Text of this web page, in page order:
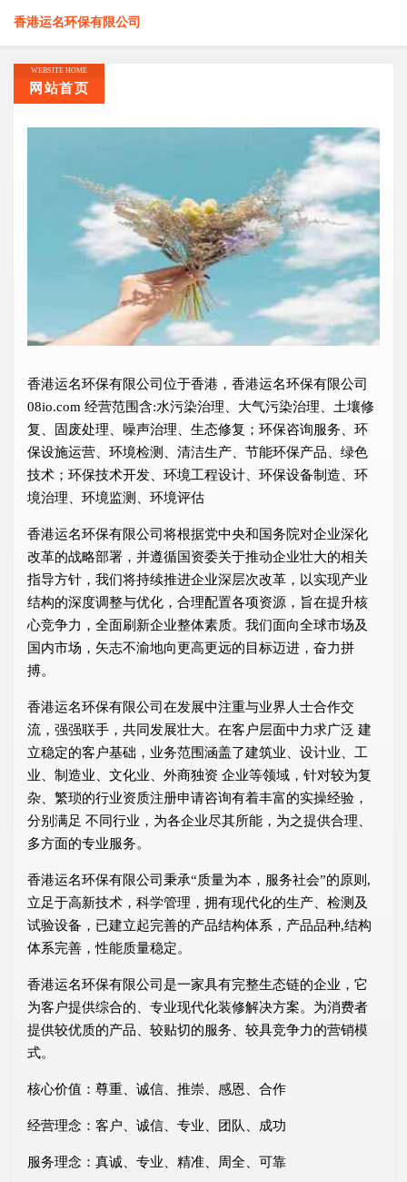
香港运名环保有限公司
WEBSITE HOME
网站首页
香港运名环保有限公司位于香港，香港运名环保有限公司
08io.com 经营范围含:水污染治理、大气污染治理、土壤修
复、固废处理、噪声治理、生态修复；环保咨询服务、环
保设施运营、环境检测、清洁生产、节能环保产品、绿色
技术；环保技术开发、环境工程设计、环保设备制造、环
境治理、环境监测、环境评估
香港运名环保有限公司将根据党中央和国务院对企业深化
改革的战略部署，并遵循国资委关于推动企业壮大的相关
指导方针，我们将持续推进企业深层次改革，以实现产业
结构的深度调整与优化，合理配置各项资源，旨在提升核
心竞争力，全面刷新企业整体素质。我们面向全球市场及
国内市场，矢志不渝地向更高更远的目标迈进，奋力拼
搏。
香港运名环保有限公司在发展中注重与业界人士合作交
流，强强联手，共同发展壮大。在客户层面中力求广泛 建
立稳定的客户基础，业务范围涵盖了建筑业、设计业、工
业、制造业、文化业、外商独资 企业等领域，针对较为复
杂、繁琐的行业资质注册申请咨询有着丰富的实操经验，
分别满足 不同行业，为各企业尽其所能，为之提供合理、
多方面的专业服务。
香港运名环保有限公司秉承“质量为本，服务社会”的原则,
立足于高新技术，科学管理，拥有现代化的生产、检测及
试验设备，已建立起完善的产品结构体系，产品品种,结构
体系完善，性能质量稳定。
香港运名环保有限公司是一家具有完整生态链的企业，它
为客户提供综合的、专业现代化装修解决方案。为消费者
提供较优质的产品、较贴切的服务、较具竞争力的营销模
式。
核心价值：尊重、诚信、推崇、感恩、合作
经营理念：客户、诚信、专业、团队、成功
服务理念：真诚、专业、精准、周全、可靠